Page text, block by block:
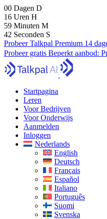
00 Dagen D
16 Uren H
59 Minuten M
40 Seconden S
Probeer Talkpal Premium 14
Probeer gratis Beperkt aanbod:
Startpagina
Leren
Voor Bedrijven
Voor Onderwijs
Aanmelden
Inloggen
Nederlands
English
Deutsch
Français
Español
Italiano
Português
Suomi
Svenska